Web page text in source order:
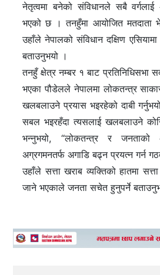
नेतृत्वमा बनेको संविधानले सबै वर्गलाई
भएको छ । तनहुँमा आयोजित मतदाता
उहाँले नेपालको संविधान दक्षिण
बताउनुभयो ।
तनहुँ क्षेत्र नम्बर १ बाट प्रतिनिधिसभा
भएका पौडेलले नेपालमा लोकतन्त्र
खलबलाउने प्रयास भइरहेको दाबी
सबल भइरहँदा त्यसलाई खलबलाउने
भन्नुभयो, “लोकतन्त्र र जनताको
अग्रगमनतर्फ अगाडि बढ्न प्रयत्न गर्न
उहाँले सत्ता खराब व्यक्तिको हातमा
जाने भएकाले जनता सचेत हुनुपर्ने